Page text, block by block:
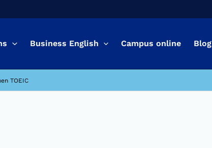
Business English Campus online Blog
TOEIC